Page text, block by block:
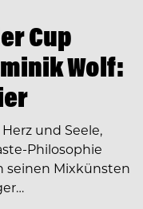
Cup
Wolf:
und Seele,
Philosophie
seinen Mixkünsten